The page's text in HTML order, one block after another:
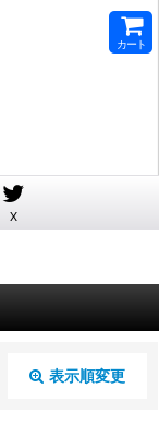
カート
X
表示順変更